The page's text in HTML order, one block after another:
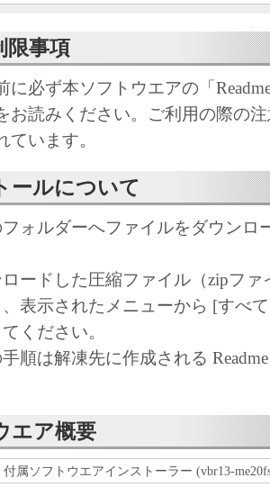
ールされるキヤノンのソフトウ
ュアルおよびその他の電子的文
、これらを含み、以下「許諾ソ
）のお客様による使用について
ンとの間の法的な合意事項です
フトウェア」をインストールされ
意したことになります。お客様
い場合、「許諾ソフトウェア」
止し、「許諾ソフトウェア」をキ
却ください。
諾
ヤノンは、お客様に対し、キヤ
カメラとともに使用することを
コンピュータにおいてのみ、「
」を使用（「本契約」において
ウェア」をコンピュータの記憶媒
限事項
に必ず本ソフトウエアの「
お読みください。ご利用の際の
ています。
ールについて
ォルダーへファイルをダウンロ
ードした圧縮ファイル（zipファ
、表示されたメニューから [すべ
ください。
順は解凍先に作成される
エア概要
付属ソフトウエアインストーラー (vbr13-